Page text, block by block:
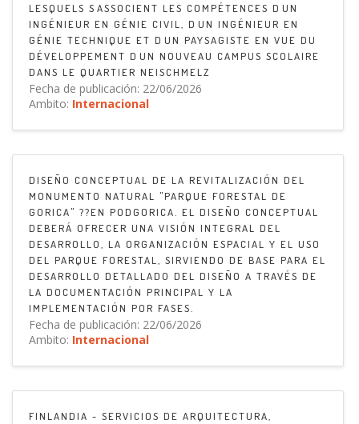
LESQUELS SASSOCIENT LES COMPÉTENCES DUN
INGÉNIEUR EN GÉNIE CIVIL, DUN INGÉNIEUR EN
GÉNIE TECHNIQUE ET DUN PAYSAGISTE EN VUE DU
DÉVELOPPEMENT DUN NOUVEAU CAMPUS SCOLAIRE
DANS LE QUARTIER NEISCHMELZ
Fecha de publicación: 22/06/2026
Ambito: Internacional
DISEÑO CONCEPTUAL DE LA REVITALIZACIÓN DEL
MONUMENTO NATURAL "PARQUE FORESTAL DE
GORICA" ??EN PODGORICA. EL DISEÑO CONCEPTUAL
DEBERÁ OFRECER UNA VISIÓN INTEGRAL DEL
DESARROLLO, LA ORGANIZACIÓN ESPACIAL Y EL USO
DEL PARQUE FORESTAL, SIRVIENDO DE BASE PARA EL
DESARROLLO DETALLADO DEL DISEÑO A TRAVÉS DE
LA DOCUMENTACIÓN PRINCIPAL Y LA
IMPLEMENTACIÓN POR FASES.
Fecha de publicación: 22/06/2026
Ambito: Internacional
FINLANDIA - SERVICIOS DE ARQUITECTURA,